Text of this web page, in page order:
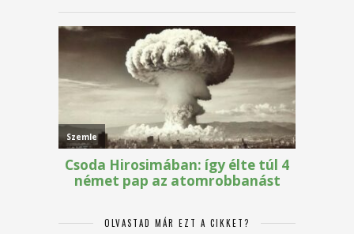
OLVASTAD MÁR EZT A CIKKET?